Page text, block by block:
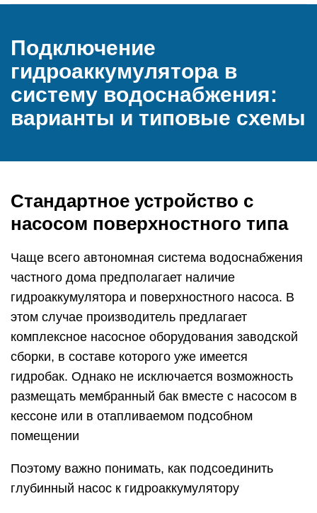
Подключение
гидроаккумулятора в
систему водоснабжения:
варианты и типовые схемы
Стандартное устройство с
насосом поверхностного типа
Чаще всего автономная система водоснабжения
частного дома предполагает наличие
гидроаккумулятора и поверхностного насоса. В
этом случае производитель предлагает
комплексное насосное оборудования заводской
сборки, в составе которого уже имеется
гидробак. Однако не исключается возможность
размещать мембранный бак вместе с насосом в
кессоне или в отапливаемом подсобном
помещении
Поэтому важно понимать, как подсоединить
глубинный насос к гидроаккумулятору